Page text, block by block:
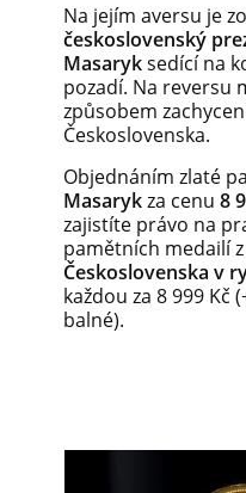
Na jejím aversu je
československý
Masaryksedící na
pozadí. Na reversu
způsobem
Československa.
Objednáním zlaté
Masarykza cenu 8
zajistíte právo na
pamětních medailí
Československa v
každou za 8 999 Kč
balné).